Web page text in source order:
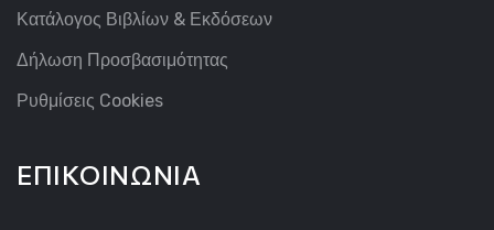
Κατάλογος Βιβλίων & Εκδόσεων
Δήλωση Προσβασιμότητας
Ρυθμίσεις Cookies
ΕΠΙΚΟΙΝΩΝΙΑ